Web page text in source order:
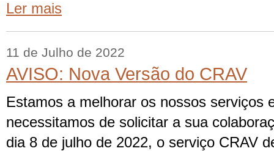
Ler mais
11 de Julho de 2022
AVISO: Nova Versão do CRAV
Estamos a melhorar os nossos serviços
necessitamos de solicitar a sua
dia 8 de julho de 2022, o serviço CRAV